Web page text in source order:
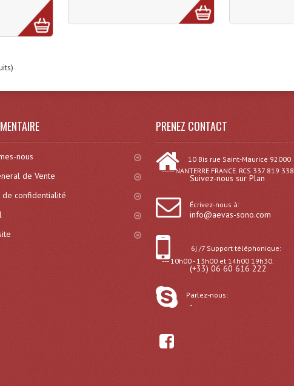
nous
de Vente
de confidentialité
PRENEZ CONTACT
10 Bis rue Saint-Maurice 92000
----- NANTERRE FRANCE. RCS 337 819 338
Suivez-nous sur Plan
Écrivez-nous à:
info@aevas-sono.com
6j /7 Support téléphonique:
--- 10h00 - 13h00 et 14h00 19h30.
(+33) 06 60 616 222
Parlez-nous:
-